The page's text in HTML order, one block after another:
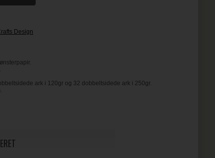
Design
ark i 120gr og 32 dobbeltsidede ark i 250gr.